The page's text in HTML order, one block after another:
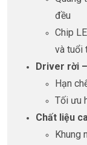
đều
Chip
và tuổi
Driver rời
Hạn
Tối ưu
Chất liệu
Khung